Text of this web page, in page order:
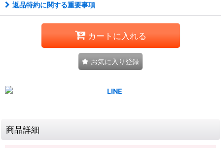
返品特約に関する重要事項
カートに入れる
お気に入り登録
商品詳細